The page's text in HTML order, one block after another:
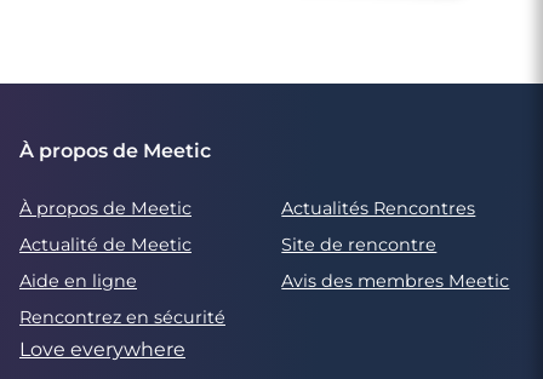
À propos de Meetic
À propos de Meetic
Actualités Rencontres
Actualité de Meetic
Site de rencontre
Aide en ligne
Avis des membres Meetic
Rencontrez en sécurité
Love everywhere